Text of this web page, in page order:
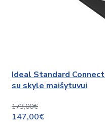
Ideal Standard
su skyle maišytuvui
173,00€
147,00€